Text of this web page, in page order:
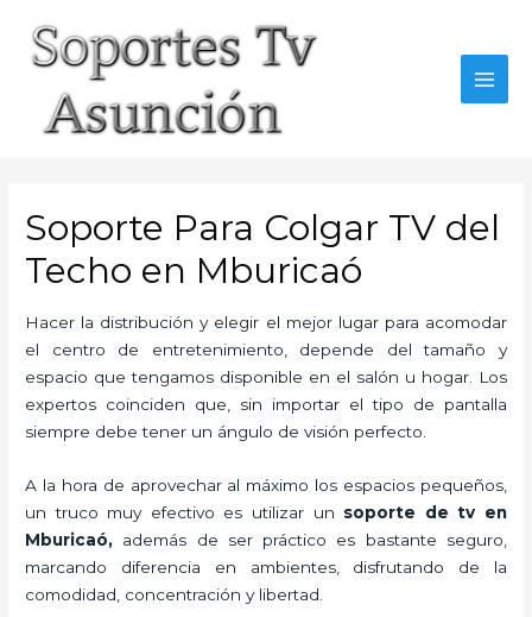
content
Soporte Para Colgar TV del
Techo en Mburicaó
Hacer la distribución y elegir el mejor lugar para acomodar
el centro de entretenimiento, depende del tamaño y
espacio que tengamos disponible en el salón u hogar. Los
expertos coinciden que, sin importar el tipo de pantalla
siempre debe tener un ángulo de visión perfecto.
A la hora de aprovechar al máximo los espacios pequeños,
un truco muy efectivo es utilizar un soporte de tv en
Mburicaó, además de ser práctico es bastante seguro,
marcando diferencia en ambientes, disfrutando de la
comodidad, concentración y libertad.